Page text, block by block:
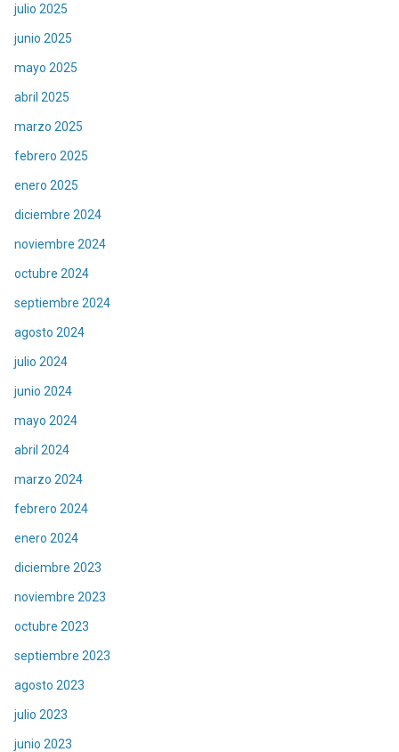
julio 2025
junio 2025
mayo 2025
abril 2025
marzo 2025
febrero 2025
enero 2025
diciembre 2024
noviembre 2024
octubre 2024
septiembre 2024
agosto 2024
julio 2024
junio 2024
mayo 2024
abril 2024
marzo 2024
febrero 2024
enero 2024
diciembre 2023
noviembre 2023
octubre 2023
septiembre 2023
agosto 2023
julio 2023
junio 2023